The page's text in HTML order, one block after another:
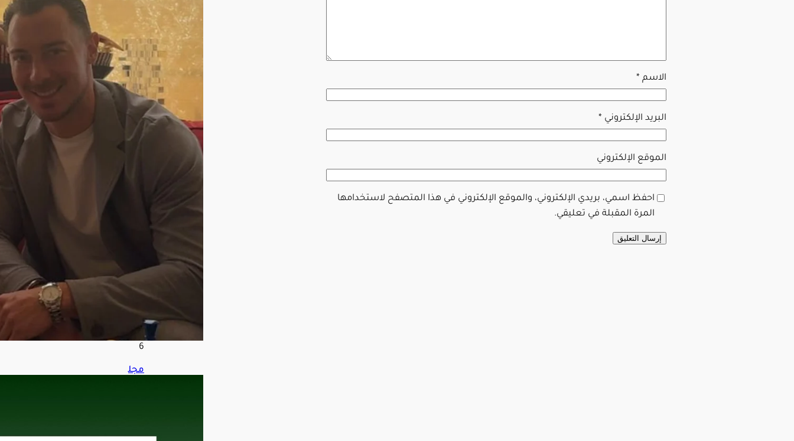
الاسم *
البريد الإلكتروني *
الموقع الإلكتروني
احفظ اسمي، بريدي الإلكتروني، والموقع الإلكتروني في هذا المتصفح لاستخدامها
المرة المقبلة في تعليقي.
الأه
لي
الس
ابق:
ياي
سل
ه
حق
ق
زات
تاري
س
6
مجل